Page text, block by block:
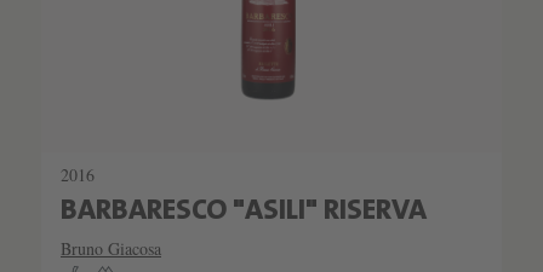
2016
BARBARESCO "ASILI" RISERVA
Bruno Giacosa